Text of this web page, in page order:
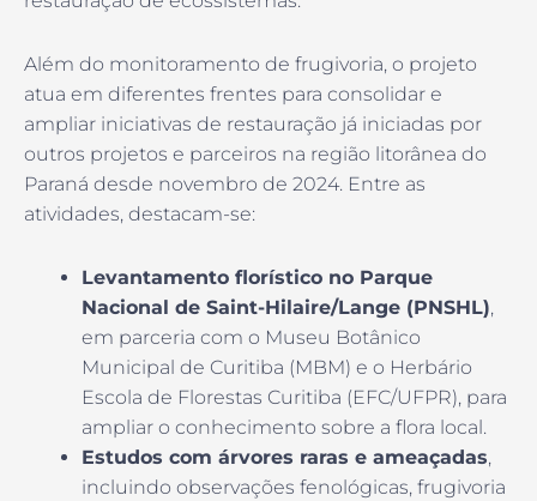
Além do monitoramento de frugivoria, o projeto
atua em diferentes frentes para consolidar e
ampliar iniciativas de restauração já iniciadas por
outros projetos e parceiros na região litorânea do
Paraná desde novembro de 2024. Entre as
atividades, destacam-se:
Levantamento florístico no Parque
Nacional de Saint-Hilaire/Lange (PNSHL),
em parceria com o Museu Botânico
Municipal de Curitiba (MBM) e o Herbário
Escola de Florestas Curitiba (EFC/UFPR), para
ampliar o conhecimento sobre a flora local.
Estudos com árvores raras e ameaçadas,
incluindo observações fenológicas, frugivoria